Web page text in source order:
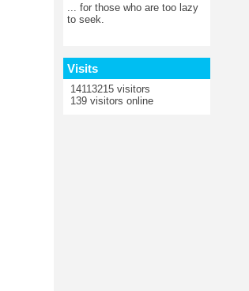
... for those who are too lazy
to seek.
Visits
14113215 visitors
139 visitors online